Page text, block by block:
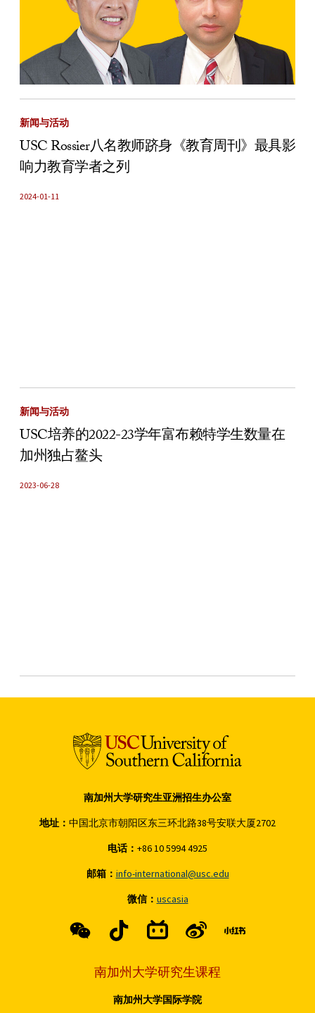
新闻与活动
USC Rossier八名教师跻身《教育周刊》最具影
响力教育学者之列
2024-01-11
新闻与活动
USC培养的2022-23学年富布赖特学生数量在
加州独占鳌头
2023-06-28
南加州大学研究生亚洲招生办公室
地址： 中国北京市朝阳区东三环北路38号安联大厦2702
电话： +86 10 5994 4925
邮箱： info-international@usc.edu
微信： uscasia
南加州大学研究生课程
南加州大学国际学院